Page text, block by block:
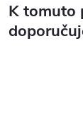
K tomuto